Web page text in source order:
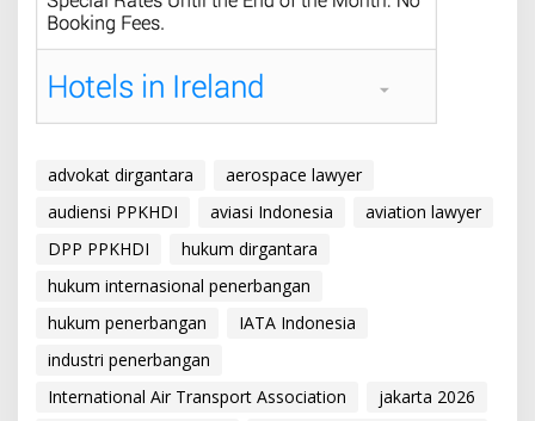
advokat dirgantara
aerospace lawyer
audiensi PPKHDI
aviasi Indonesia
aviation lawyer
DPP PPKHDI
hukum dirgantara
hukum internasional penerbangan
hukum penerbangan
IATA Indonesia
industri penerbangan
International Air Transport Association
jakarta 2026